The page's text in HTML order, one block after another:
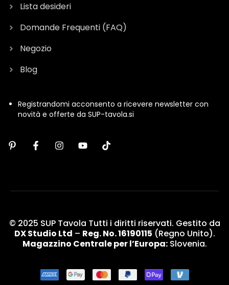
Lista desideri
Domande Frequenti (FAQ)
Negozio
Blog
Registrandomi acconsento a ricevere newsletter con
novità e offerte da SUP-tavola.si
© 2025 SUP Tavola Tutti i diritti riservati. Gestito da
DX Studio Ltd – Reg. No. 16190115 (Regno Unito).
Magazzino Centrale per l’Europa:Slovenia.